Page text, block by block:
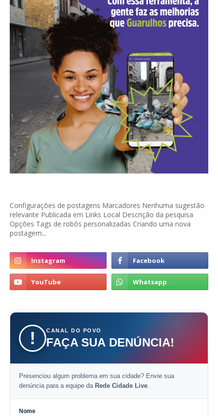
Configurações de postagens Marcadores Nenhuma sugestão
relevante Publicada em Links Local Descrição da pesquisa
Opções Tags de robôs personalizadas Criando uma nova
postagem...
! CANAL DO POVO
FAÇA SUA DENÚNCIA!
Presenciou algum problema em sua cidade? Envie sua
denúncia para a equipe da Rede Cidade Live.
Nome